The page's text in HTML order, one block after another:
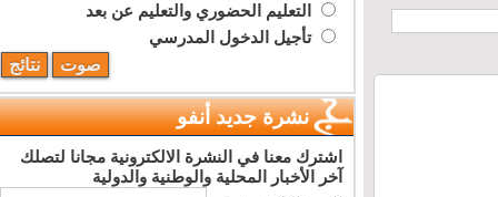
التعليم الحضوري والتعليم عن بعد
تأجيل الدخول المدرسي
نشرة جديد أنفو
اشترك معنا في النشرة الالكترونية مجانا لتصلك
آخر الأخبار المحلية والوطنية والدولية